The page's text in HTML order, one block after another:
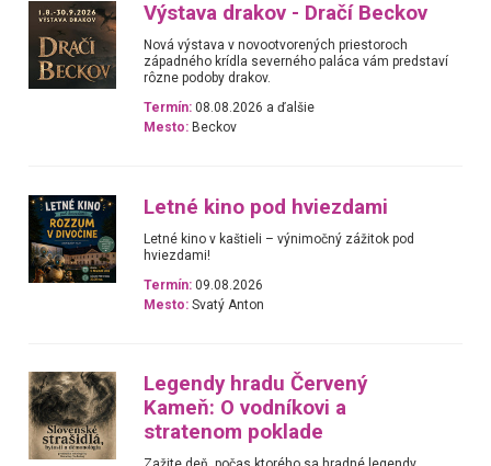
Výstava drakov - Dračí Beckov
Nová výstava v novootvorených priestoroch
západného krídla severného paláca vám predstaví
rôzne podoby drakov.
Termín: 08.08.2026 a ďalšie
Mesto: Beckov
Letné kino pod hviezdami
Letné kino v kaštieli – výnimočný zážitok pod
hviezdami!
Termín: 09.08.2026
Mesto: Svatý Anton
Legendy hradu Červený
Kameň: O vodníkovi a
stratenom poklade